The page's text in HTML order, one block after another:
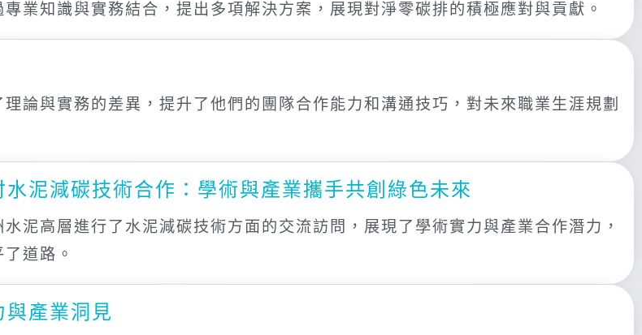
業知識與實務結合，提出多項解決方案，展現對淨零碳排的積極應對與貢獻。
論與實務的差異，提升了他們的團隊合作能力和溝通技巧，對未來職業生涯規劃
泥減碳技術合作：學術與產業攜手共創綠色未來
泥高層進行了水泥減碳技術方面的交流訪問，展現了學術實力與產業合作潛力，
道路。
產業洞見